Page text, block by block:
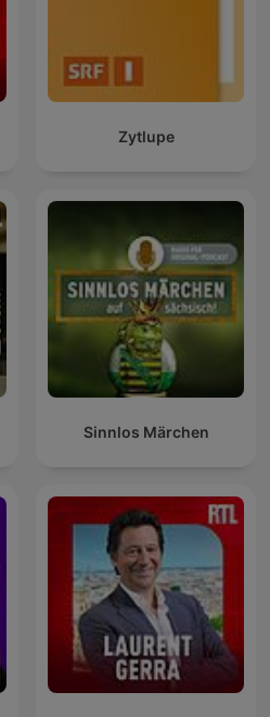
Zytlupe
Sinnlos Märchen